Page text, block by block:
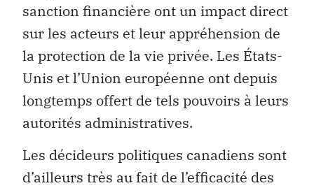
sanction financière ont un impact direct
sur les acteurs et leur appréhension de
la protection de la vie privée. Les États-
Unis et l’Union européenne ont depuis
longtemps offert de tels pouvoirs à leurs
autorités administratives.
Les décideurs politiques canadiens sont
d’ailleurs très au fait de l’efficacité des